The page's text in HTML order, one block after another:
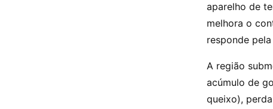
aparelho de
melhora o
responde
A região
acúmulo de
queixo),